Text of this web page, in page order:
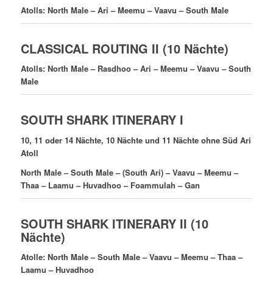
Atolls: North Male – Ari – Meemu – Vaavu – South Male
CLASSICAL ROUTING II (10 Nächte)
Atolls: North Male – Rasdhoo – Ari – Meemu – Vaavu – South
Male
SOUTH SHARK ITINERARY I
10, 11 oder 14 Nächte, 10 Nächte und 11 Nächte ohne Süd Ari
Atoll
North Male – South Male – (South Ari) – Vaavu – Meemu –
Thaa – Laamu – Huvadhoo – Foammulah – Gan
SOUTH SHARK ITINERARY II (10
Nächte)
Atolle: North Male – South Male – Vaavu – Meemu – Thaa –
Laamu – Huvadhoo